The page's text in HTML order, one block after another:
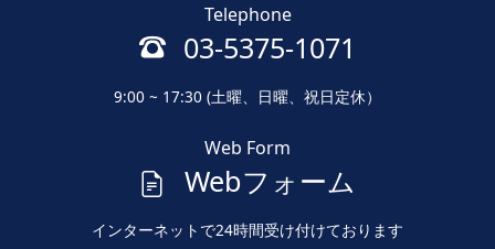
Telephone
03-5375-1071
9:00 ~ 17:30 (土曜、日曜、祝日定休）
Web Form
Webフォーム
インターネットで24時間受け付けております